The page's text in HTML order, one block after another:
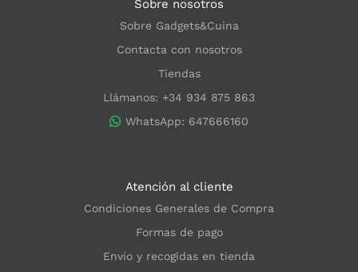
Sobre nosotros
Sobre Gadgets&Cuina
Contacta con nosotros
Tiendas
Llámanos: +34 934 875 863
WhatsApp: 647666160
Atención al cliente
Condiciones Generales de Compra
Formas de pago
Envío y recogidas en tienda